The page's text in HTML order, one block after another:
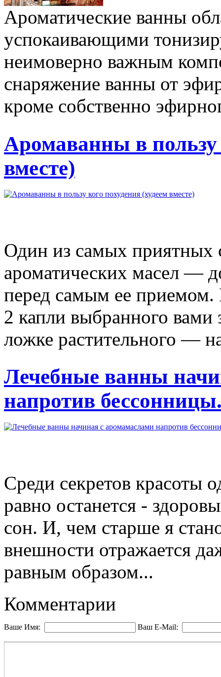
Ароматические ванны
успокаивающими
неимоверно важным
снаряжение ванны от
кроме собственно
Аромаванны в пользу
вместе)
Один из самых приятных
ароматических масел —
перед самым ее приемом.
2 капли выбранного
ложке растительного —
Лечебные ванны
напротив
Среди секретов красоты
равно останется -
сон. И, чем старше я
внешности отражается
равным образом...
Комментарии
Ваше Имя: Ваш E-Mail: